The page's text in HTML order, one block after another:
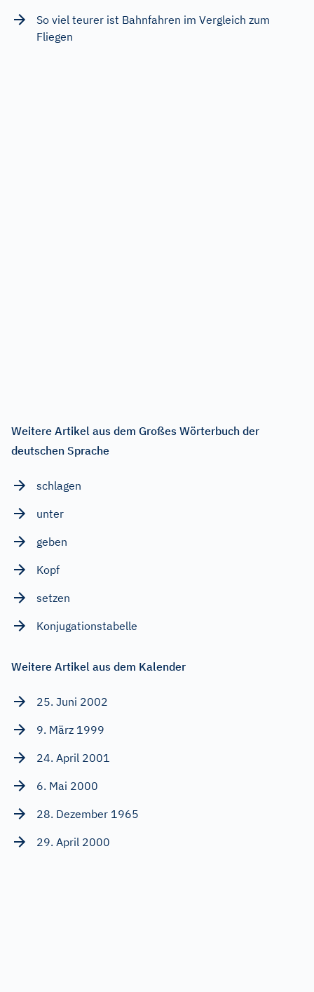
So viel teurer ist Bahnfahren im Vergleich zum
Fliegen
Weitere Artikel aus dem Großes Wörterbuch der
deutschen Sprache
schlagen
unter
geben
Kopf
setzen
Konjugationstabelle
Weitere Artikel aus dem Kalender
25. Juni 2002
9. März 1999
24. April 2001
6. Mai 2000
28. Dezember 1965
29. April 2000